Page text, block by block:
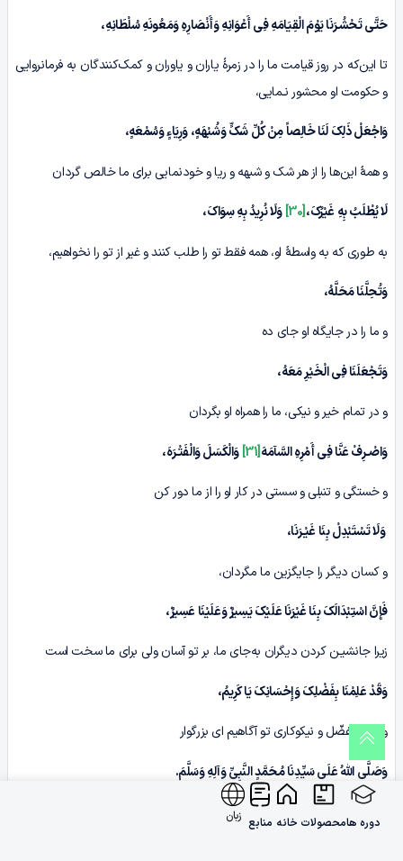
حَتَّى تَحْشُـرَنَا یَوْمَ الْقِیَامَهِ فِی أَعْوَانِهِ وَأَنْصَارِہِ وَمَعُونَهِ سُلْطَانِهِ،
تا این‌که در روز قیامت ما را در زمرۀ یاران و یاوران و کمک‌کنندگان به فرمانروایى
و حکومت او محشور نـمایى،
وَاجْعَلْ ذَلِکَ لَنَا خَالِصاً مِنْ کُلِّ شَکٍّ وَشُبْهَهٍ، وَرِیَاءٍ وَسُمْعَهٍ،
و همۀ این‌ها را از هر شک و شبهه‌ و ریا و خودنمایی برای ما خالص گردان
لَا یُطْلَبُ بِهِ غَیْرُکَ،[30] وَلَا نُرِیدُ بِهِ سِوَاکَ،
به طوری که به واسطۀ او، همه فقط تو را طلب کنند و غیر از تو را نخواهیم،
وَتُحِلَّنَا مَحَلَّهُ،
و ما را در جایگاه او جاى ده
وَتَجْعَلَنَا فِی الْخَیْرِ مَعَهُ،
و در تمام خیر و نیکی، ما را همراه او بگردان
وَاصْـرِفْ عَنَّا فِی أَمْرِہِ السَّآمَهَ[31] وَالْکَسَلَ وَالْفَتْـرَهَ،
و خستگى و تنبلی و سستى در کار او را از ما دور کن
وَلَا تَسْتَبْدِلْ بِنَا غَیْـرَنَا،
و کسان دیگر را جایگزین ما مگردان،
فَإِنَّ اسْتِبْدَالَکَ بِنَا غَیْرَنَا عَلَیْکَ یَسِیرٌ وَعَلَیْنَا عَسِیرٌ،
زیرا جانشیـن کردن دیگران به‌جاى ما، بر تو آسان ولی برای ما سخت است
وَقَدْ عَلِمْنَا بِفَضْلِکَ وَإِحْسَانِکَ یَا کَرِیمُ،
و ما از تفضّل و نیکوکارى تو آگاهیم اى بزرگوار
وَصَلَّی اللّٰهُ عَلَی سَیِّدِنَا مُحَمَّدٍ النَّبِیِّ وَآلِهِ وَسَلَّمَ‏.
و درود و سلام خداوند بر حضـرت محمّد، پیامبـر خدا و خاندان او باد.
دوره هامحصولات خانه منابع زبان